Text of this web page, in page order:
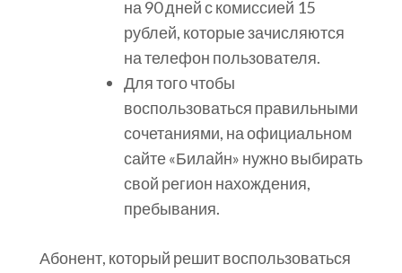
на 90 дней с комиссией 15
рублей, которые зачисляются
на телефон пользователя.
Для того чтобы
воспользоваться правильными
сочетаниями, на официальном
сайте «Билайн» нужно выбирать
свой регион нахождения,
пребывания.
Абонент, который решит воспользоваться